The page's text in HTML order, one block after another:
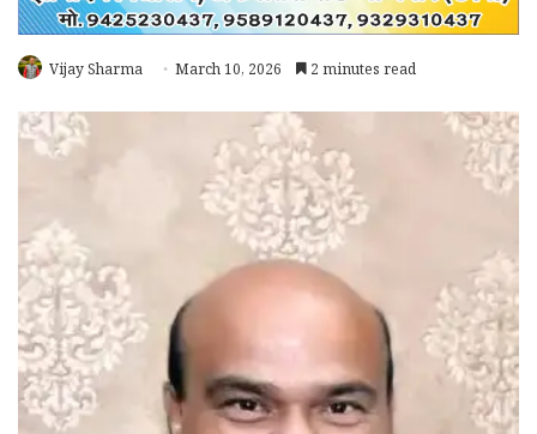
Vijay Sharma March 10, 2026 2 minutes read